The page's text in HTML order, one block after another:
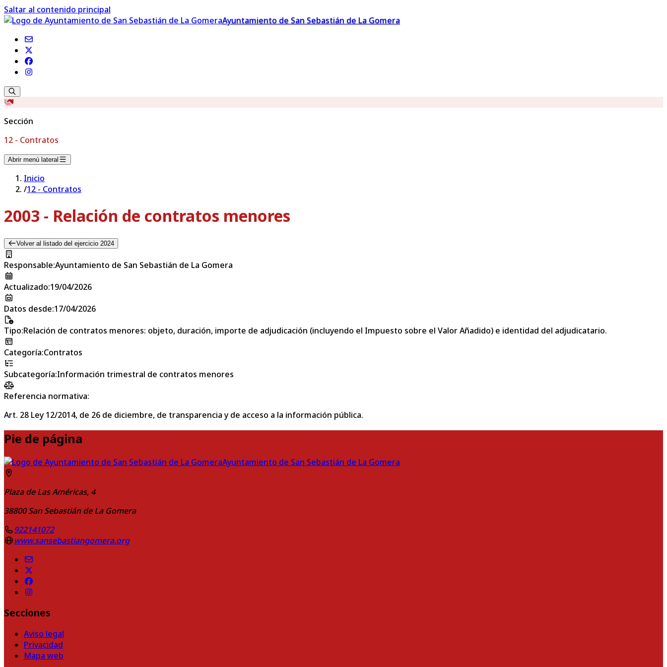
Saltar al contenido principal
Ayuntamiento de San Sebastián de La Gomera
Sección
12 - Contratos
Abrir menú lateral
Inicio
/12 - Contratos
2003 - Relación de contratos menores
Volver al listado del ejercicio 2024
Responsable:Ayuntamiento de San Sebastián de La Gomera
Actualizado:19/04/2026
Datos desde:17/04/2026
Tipo:Relación de contratos menores: objeto, duración, importe de adjudicación (incluyendo el Impuesto sobre el Valor Añadido) e identidad del adjudicatario.
Categoría:Contratos
Subcategoría:Información trimestral de contratos menores
Referencia normativa:
Art. 28 Ley 12/2014, de 26 de diciembre, de transparencia y de acceso a la información pública.
Pie de página
Ayuntamiento de San Sebastián de La Gomera
Plaza de Las Américas, 4
38800 San Sebastián de La Gomera
922141072
www.sansebastiangomera.org
Secciones
Aviso legal
Privacidad
Mapa web